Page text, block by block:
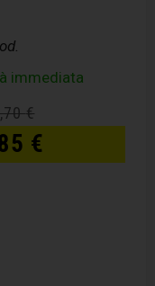
immediata
€
€